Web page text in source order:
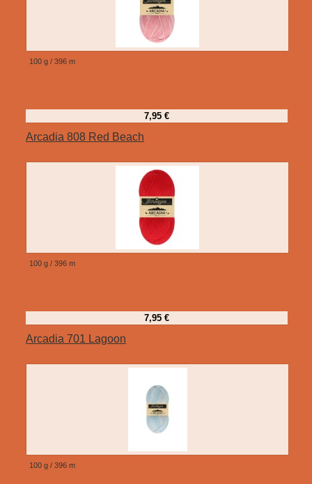
100 g / 396 m
7,95 €
Arcadia 808 Red Beach
100 g / 396 m
7,95 €
Arcadia 701 Lagoon
100 g / 396 m